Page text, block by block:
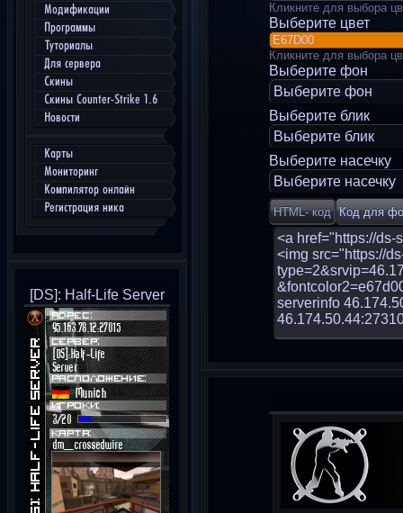
Модификации
Программы
Туториалы
Для сервера
Скины
Скины Counter-Strike 1.6
Новости
Карты
Мониторинг
Компилятор онлайн
Регистрация ника
[DS]: Half-Life Server
Кликните для выбора
Выберите цвет
Кликните для выбора
Выберите фон
Выберите фон
Выберите блик
Выберите блик
Выберите насечку
Выберите насечку